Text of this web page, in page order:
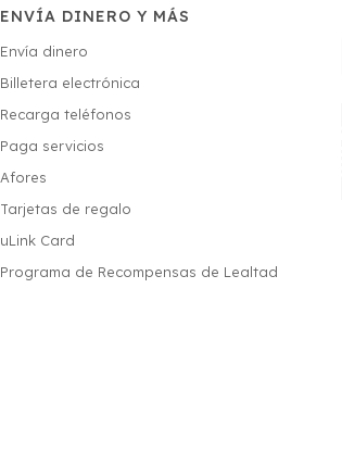
ENVÍA DINERO Y MÁS
Envía dinero
Billetera electrónica
Recarga teléfonos
Paga servicios
Afores
Tarjetas de regalo
uLink Card
Programa de Recompensas de Lealtad